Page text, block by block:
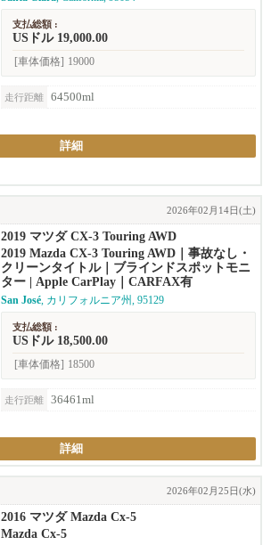
支払総額 :
USドル 19,000.00
[車体価格] 19000
走行距離
64500ml
詳細
2026年02月14日(土)
2019 マツダ CX-3 Touring AWD
2019 Mazda CX-3 Touring AWD｜事故なし・
クリーンタイトル｜ブラインドスポットモニ
ター | Apple CarPlay｜CARFAX有
San José, カリフォルニア州, 95129
支払総額 :
USドル 18,500.00
[車体価格] 18500
走行距離
36461ml
詳細
2026年02月25日(水)
2016 マツダ Mazda Cx-5
Mazda Cx-5